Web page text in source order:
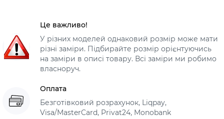
Це важливо!
У різних моделей однаковий розмір може мати
різні заміри. Підбирайте розмір орієнтуючись
на заміри в описі товару. Всі заміри ми робимо
власноруч.
Оплата
Безготівковий розрахунок, Liqpay,
Visa/MasterCard, Privat24, Monobank